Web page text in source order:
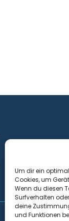
Um dir ein
Cookies, um
Wenn du diesen
Surfverhalten
deine
und Funktionen